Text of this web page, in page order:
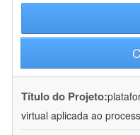
Título do Projeto:
virtual aplicada ao